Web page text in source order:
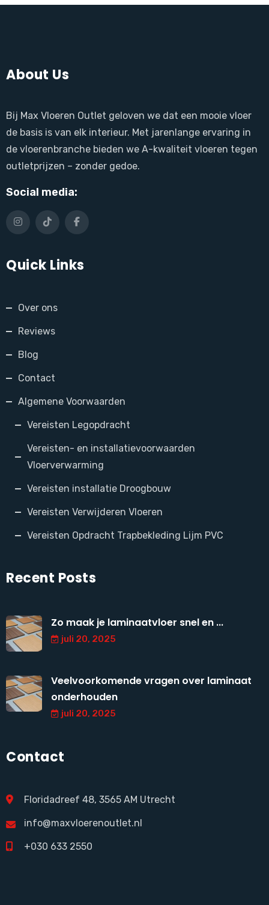
About Us
Bij Max Vloeren Outlet geloven we dat een mooie vloer
de basis is van elk interieur. Met jarenlange ervaring in
de vloerenbranche bieden we A-kwaliteit vloeren tegen
outletprijzen – zonder gedoe.
Social media:
Quick Links
Over ons
Reviews
Blog
Contact
Algemene Voorwaarden
Vereisten Legopdracht
Vereisten- en installatievoorwaarden
Vloerverwarming
Vereisten installatie Droogbouw
Vereisten Verwijderen Vloeren
Vereisten Opdracht Trapbekleding Lijm PVC
Recent Posts
Zo maak je laminaatvloer snel en ...
juli 20, 2025
Veelvoorkomende vragen over laminaat
onderhouden
juli 20, 2025
Contact
Floridadreef 48, 3565 AM Utrecht
info@maxvloerenoutlet.nl
+030 633 2550